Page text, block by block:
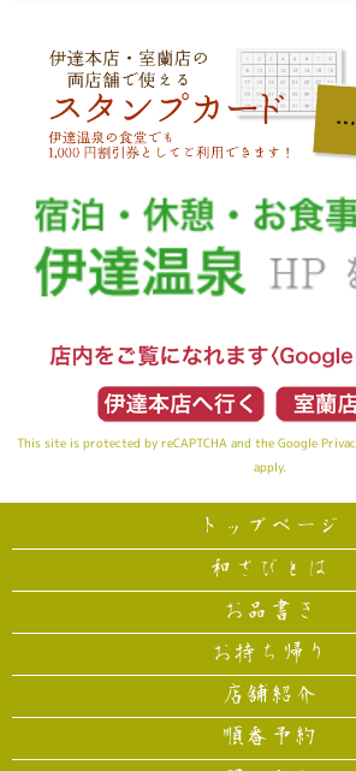
This site is protected by reCAPTCHA and the Google
apply.
トップページ
和さびとは
お品書き
お持ち帰り
店舗紹介
順番予約